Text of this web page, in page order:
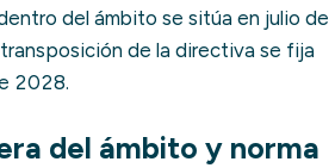
del ámbito se sitúa en julio de
de la directiva se fija
2028.
del ámbito y norma